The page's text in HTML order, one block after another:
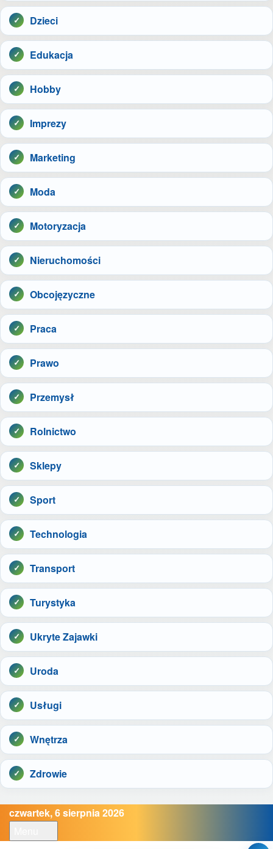
Dzieci
Edukacja
Hobby
Imprezy
Marketing
Moda
Motoryzacja
Nieruchomości
Obcojęzyczne
Praca
Prawo
Przemysł
Rolnictwo
Sklepy
Sport
Technologia
Transport
Turystyka
Ukryte Zajawki
Uroda
Usługi
Wnętrza
Zdrowie
czwartek, 6 sierpnia 2026